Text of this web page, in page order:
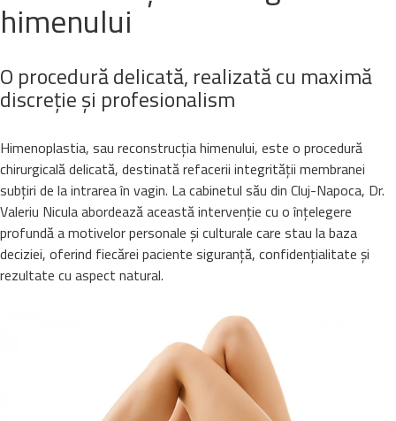
himenului
O procedură delicată, realizată cu maximă
discreție și profesionalism
Himenoplastia, sau reconstrucția himenului, este o procedură
chirurgicală delicată, destinată refacerii integrității membranei
subțiri de la intrarea în vagin. La cabinetul său din Cluj-Napoca, Dr.
Valeriu Nicula abordează această intervenție cu o înțelegere
profundă a motivelor personale și culturale care stau la baza
deciziei, oferind fiecărei paciente siguranță, confidențialitate și
rezultate cu aspect natural.